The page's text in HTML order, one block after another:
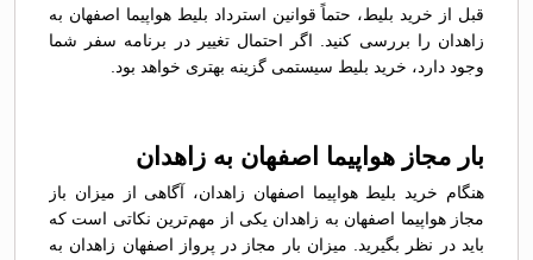
قبل از خرید بلیط، حتماً قوانین استرداد بلیط هواپیما اصفهان به
زاهدان را بررسی کنید. اگر احتمال تغییر در برنامه سفر شما
وجود دارد، خرید بلیط سیستمی گزینه بهتری خواهد بود.
بار مجاز هواپیما اصفهان به زاهدان
هنگام خرید بلیط هواپیما اصفهان زاهدان، آگاهی از میزان باز
مجاز هواپیما اصفهان به زاهدان یکی از مهم‌ترین نکاتی است که
باید در نظر بگیرید. میزان بار مجاز در پرواز اصفهان زاهدان به